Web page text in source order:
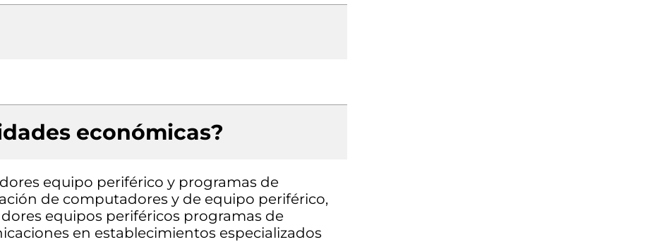
económicas?
equipo periférico y programas de
de computadores y de equipo periférico,
equipos periféricos programas de
en establecimientos especializados